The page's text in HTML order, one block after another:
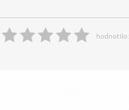
hodnotilo: